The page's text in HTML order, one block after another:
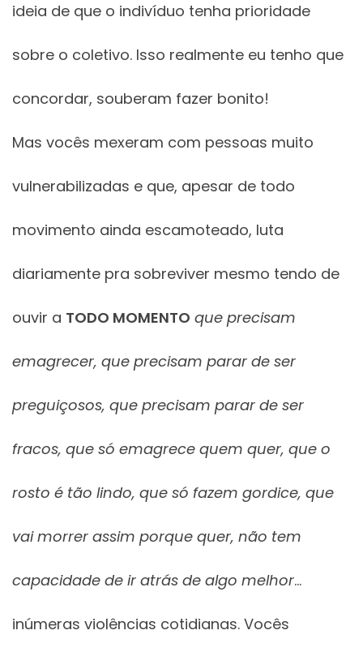
ideia de que o indivíduo tenha prioridade
sobre o coletivo. Isso realmente eu tenho que
concordar, souberam fazer bonito!
Mas vocês mexeram com pessoas muito
vulnerabilizadas e que, apesar de todo
movimento ainda escamoteado, luta
diariamente pra sobreviver mesmo tendo de
ouvir a TODO MOMENTO que precisam
emagrecer, que precisam parar de ser
preguiçosos, que precisam parar de ser
fracos, que só emagrece quem quer, que o
rosto é tão lindo, que só fazem gordice, que
vai morrer assim porque quer, não tem
capacidade de ir atrás de algo melhor…
inúmeras violências cotidianas. Vocês